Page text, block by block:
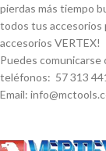
pierdas más tiempo
todos tus accesorios
accesorios VERTEX!
Puedes comunicarse
teléfonos: 57 313
Email: